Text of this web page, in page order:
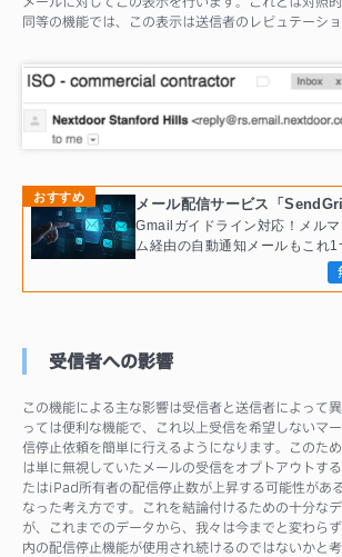
同等の機能では、この表示は送信者のレピュテーショ
おすすめ
メール配信サービス「
Gmailガイドライン対応！メル
ム経由の自動通知メールもこれ1
受信者への影響
この機能による主な影響は受信者と送信者によって
っては便利な機能で、これ以上受信を希望しないマ
信停止依頼を簡単に行えるようになります。このた
は単に無視していたメールの受信をオプトアウトす
たはiPad所有者の配信停止数が上昇する可能性があ
なった考え方です。これを結論付けるための十分な
が、これまでのデータから、我々は今までと変わら
内の配信停止機能が使用され続けるのではないかと考